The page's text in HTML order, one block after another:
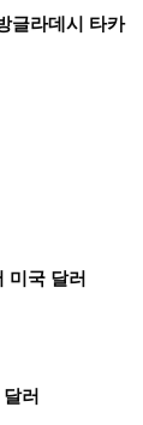
글라데시 타카
국 달러
러